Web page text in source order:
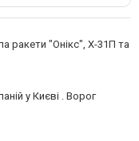
ракети "Онікс", Х-31П та
у Києві . Ворог